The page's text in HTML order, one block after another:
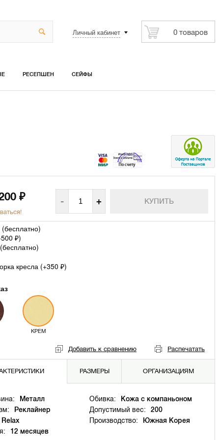
Личный кабинет 0 товаров
РЕСЕПШЕН СЕЙФЫ
₽ - +
(бесплатно)
500 ₽)
бесплатно)
кресла (+350 ₽)
КРЕМ
Добавить к сравнению Распечатать
РАЗМЕРЫ ОРГАНИЗАЦИЯМ
Металл Обивка:
Кожа с компаньоном
Реклайнер Допустимый вес:
200
Relax
Производство:
Южная Корея
12 месяцев